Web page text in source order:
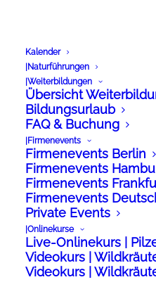
Kalender
|Naturführungen
|Weiterbildungen
Übersicht
Bildungsurlaub
FAQ & Buchung
|Firmenevents
Firmenevents Berlin
Firmenevents
Firmenevents
Firmenevents
Private Events
|Onlinekurse
Live-Onlinekurs |
Videokurs |
Videokurs |
WALDSAMKEIT
Die
Einsteiger“